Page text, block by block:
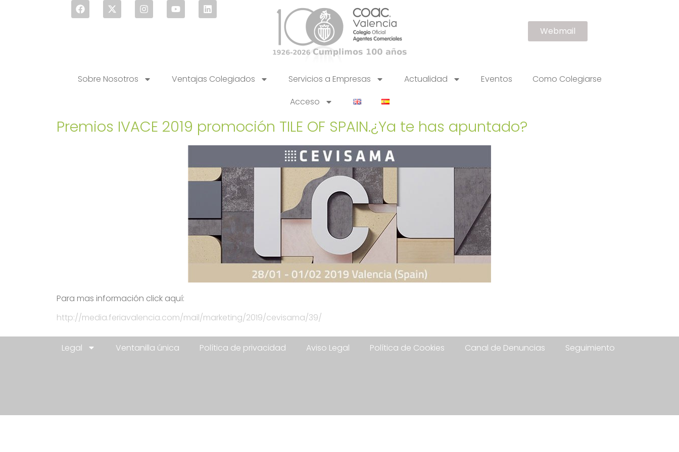
Webmail
Sobre Nosotros Ventajas Colegiados Servicios a Empresas Actualidad Eventos
Como Colegiarse
Acceso
Premios IVACE 2019 promoción TILE OF SPAIN.¿Ya te has apuntado?
Para mas información click aquí:
http://media.feriavalencia.com/mail/marketing/2019/cevisama/39/
Legal Ventanilla única Política de privacidad Aviso Legal Política de Cookies Canal de Denuncias Seguimiento